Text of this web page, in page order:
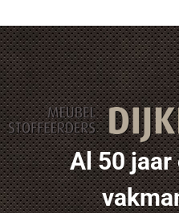
Al 50